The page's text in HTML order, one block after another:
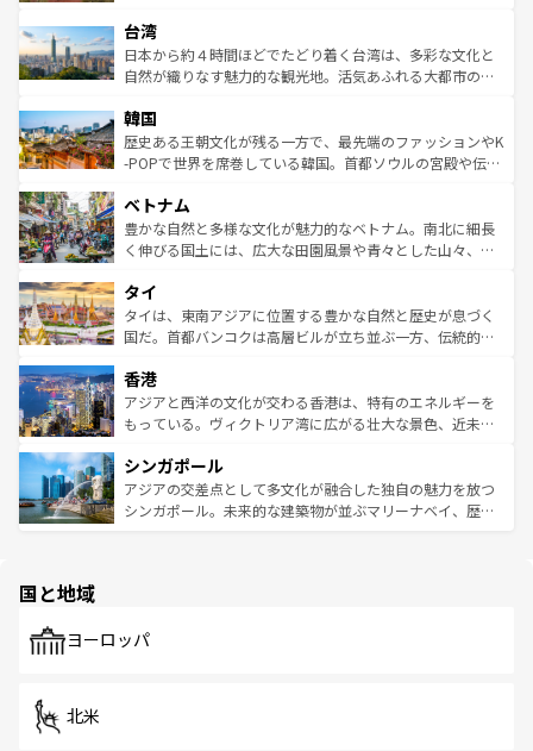
ならではの贅沢な旅のスタイルだ。 なお、新着のアメリカ
情報はコンテンツ一覧を参照してほしい。
れるおもてなしの心で訪れる人々を迎えてくれるハワイの
人々、おいしいローカルフードやハワイアンミュージッ
ク、伝統的なフラダンスなど、すべてがハワイの魅力を彩
ワイを、存分に味わってほしい。 なお、新着のハワイ情報
はコンテンツ一覧を参照してほしい。
リアリーフや大陸中央部にそびえるウルル（エアーズロッ
ク）、タスマニアの美しい原生林やケアンズの熱帯雨林な
ど、見どころがたくさん。また、カフェやワイン、オージ
いる。アクティビティも充実しており、サーフィンやダイ
ビング、ハイキングなど、アウトドア好きにはたまらな
い。オーストラリアの多彩な魅力を存分に味わいつくそ
参照してほしい。
台湾
日本から約４時間ほどでたどり着く台湾は、多彩な文化と
自然が織りなす魅力的な観光地。活気あふれる大都市の台
ン）、静ひつな山岳地帯である台湾東部など、都市の喧騒
と山間の静けさが共存しており、訪れる人に新しい発見と
驚きをもたらしてくれる。また、奥深い台湾の食文化も魅
容にもいいと評判のスイーツなど、バラエティ豊かな料理
が味わえる。 なお、新着の台湾情報は コンテンツ一覧を参
照してほしい。
韓国
歴史ある王朝文化が残る一方で、最先端のファッションやK
-POPで世界を席巻している韓国。首都ソウルの宮殿や伝統
き、地方に足を延ばせば四季折々の自然美を楽しむことが
できる。そして、キムチや焼肉、絶品のストリートフード
まで、さまざまな韓国料理が待っている。夜には、韓国な
リティに包まれながら、韓国の多彩な魅力を心ゆくまで味
わってみてほしい。 なお、新着の韓国情報はコンテンツ一
覧を参照してほしい。
ベトナム
豊かな自然と多様な文化が魅力的なベトナム。南北に細長
く伸びる国土には、広大な田園風景や青々とした山々、世
急速な発展と共に伝統が息づく。ハノイの古い町並みやホ
ーチミン市のフランス統治時代の建物も、独特の雰囲気を
醸し出している。また、バラエティの豊かさとおいしさで
とつ。フォーやバインミー、ベトナムコーヒーなどは、ぜ
ひ現地で味わいたい。どの地域を訪れてもあたたかい人々
が旅行者を迎えてくれるので、きっと忘れられない旅にな
参照してほしい。
タイ
タイは、東南アジアに位置する豊かな自然と歴史が息づく
国だ。首都バンコクは高層ビルが立ち並ぶ一方、伝統的な
の活気が交差している。北部ではチェンマイなどの山岳地
帯で自然と触れ合い、南部ではプーケットやクラビの美し
いビーチでリゾート気分を楽しむことができる。タイ料理
激する。気候は一年中温暖で、どの季節にも異なる楽しみ
が待っている。親しみやすいタイの人々、仏教を中心とし
た文化、そして多様な観光資源が、訪れる旅人を魅了し続
香港
アジアと西洋の文化が交わる香港は、特有のエネルギーを
もっている。ヴィクトリア湾に広がる壮大な景色、近未来
み、どこを訪れても感動するはず。観光スポットが密集し
ており、効率よく見どころを回れるのも魅力。息をのむよ
うな絶景から文化的な体験まで、香港を存分に楽しみ尽く
シンガポール
アジアの交差点として多文化が融合した独自の魅力を放つ
シンガポール。未来的な建築物が並ぶマリーナベイ、歴史
で、ホーカーズは地元の風情を楽しめる外せないスポット
国と地域
ヨーロッパ
北米